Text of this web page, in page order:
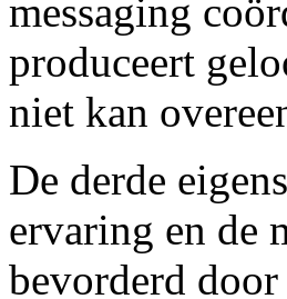
messaging
produceert
niet kan
De derde
ervaring en de
bevorderd